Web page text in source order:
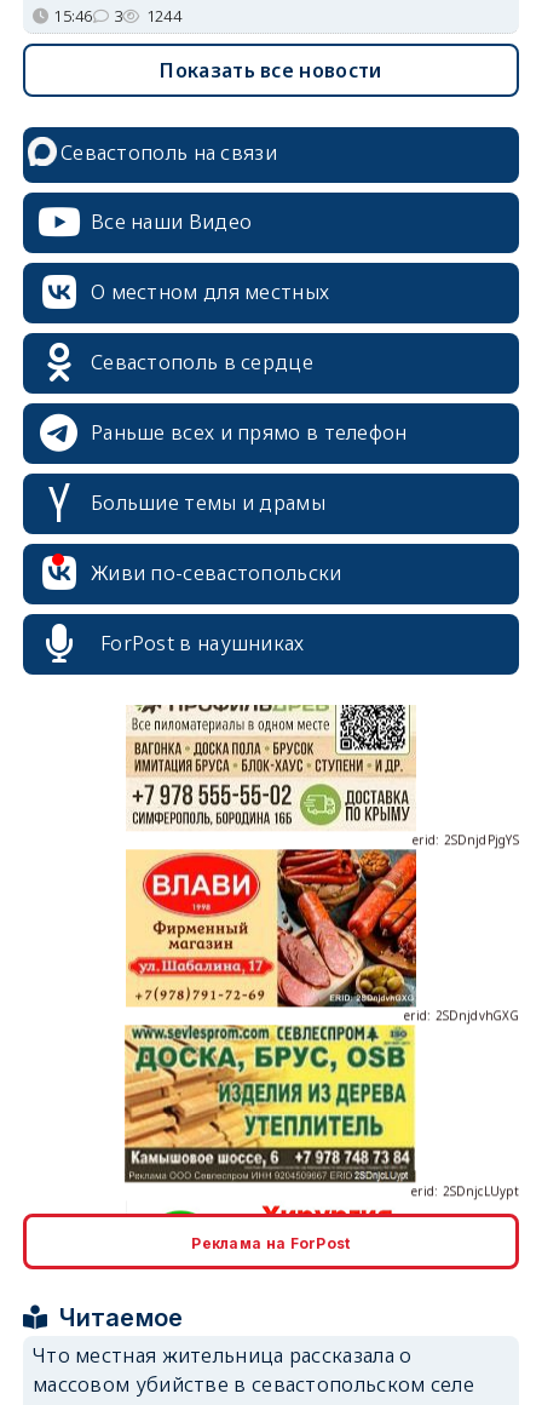
15:46 3 1244
Показать все новости
Севастополь на связи
Все наши Видео
О местном для местных
Севастополь в сердце
Раньше всех и прямо в телефон
Большие темы и драмы
Живи по-севастопольски
ForPost в наушниках
erid: 2SDnjdvhGXG
Реклама на ForPost
Читаемое
Что местная жительница рассказала о
массовом убийстве в севастопольском селе